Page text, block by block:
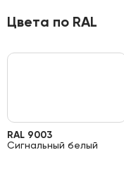
Цвета по RAL
RAL 9003
Сигнальный белый